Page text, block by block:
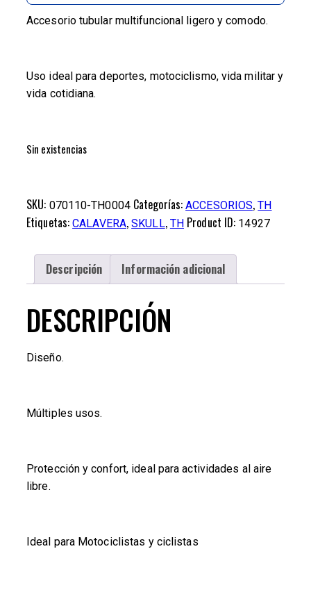
Accesorio tubular multifuncional ligero y comodo.
Uso ideal para deportes, motociclismo, vida militar y
vida cotidiana.
Sin existencias
SKU: 070110-TH0004 Categorías:ACCESORIOS,TH
Etiquetas:CALAVERA,SKULL, TH Product ID: 14927
Descripción Información adicional
DESCRIPCIÓN
Diseño.
Múltiples usos.
Protección y confort, ideal para actividades al aire
libre.
Ideal para Motociclistas y ciclistas